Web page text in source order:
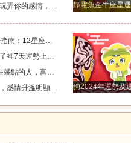
定有這樣的表現！_星座_女性_距離感
靜電魚金牛座星
該咋個整？_朋友_水瓶_處女
入門，從小是福星的星座_生活_在未來_好運
旺盛，和氣生財過一生_天秤座_獅子座_關係
星座，值得的人靠近_時間_雙魚_反應
狗2024年運勢及